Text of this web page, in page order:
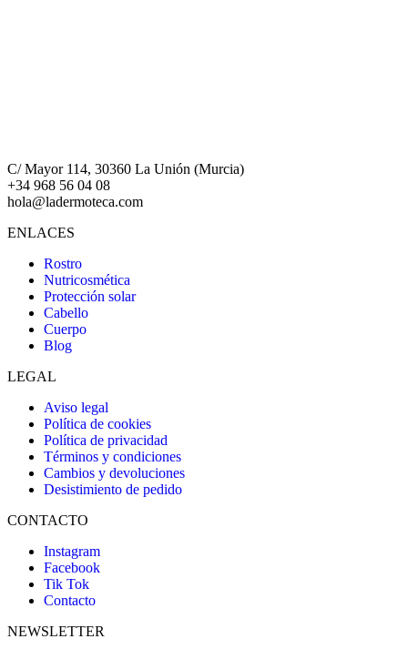
C/ Mayor 114, 30360 La Unión (Murcia)
+34 968 56 04 08
hola@ladermoteca.com
ENLACES
Rostro
Nutricosmética
Protección solar
Cabello
Cuerpo
Blog
LEGAL
Aviso legal
Política de cookies
Política de privacidad
Términos y condiciones
Cambios y devoluciones
Desistimiento de pedido
CONTACTO
Instagram
Facebook
Tik Tok
Contacto
NEWSLETTER